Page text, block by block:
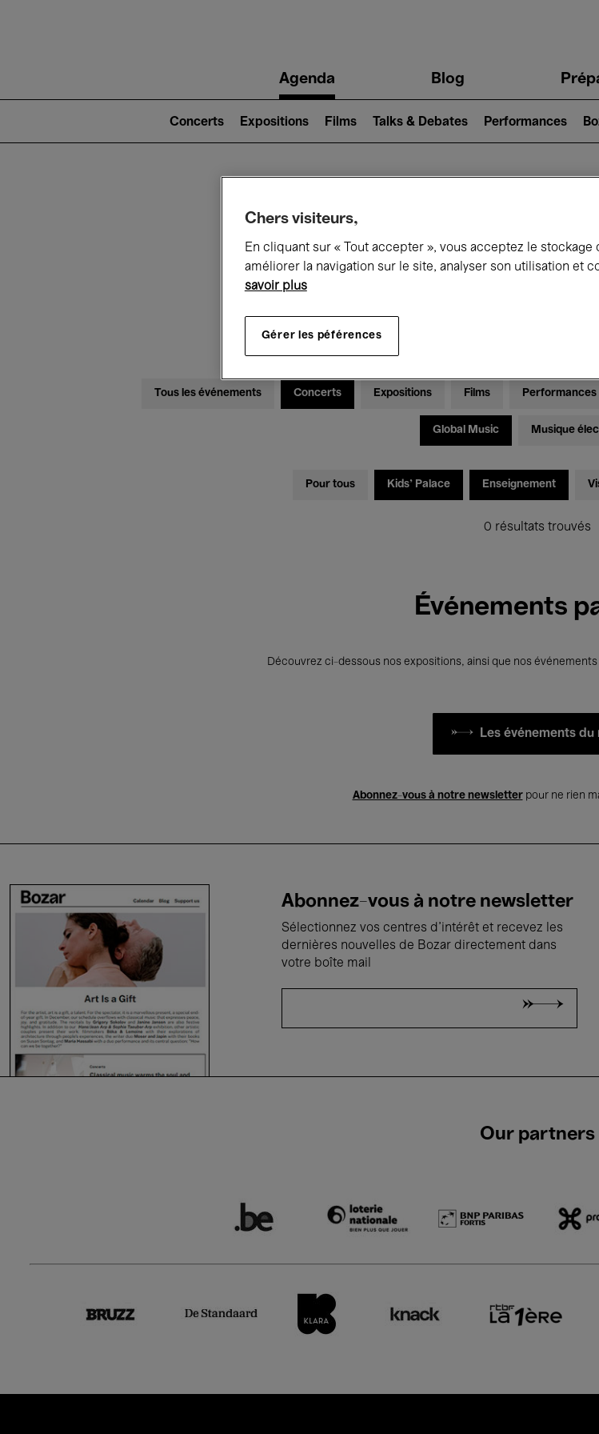
navigationAgenda Blog
2)
Concerts Expositions Films Talks & Debates Performances
Ce qui se
Tous les événements Concerts Expositions Films Performances
Global Music Musique
Pour tous Kids’ Palace Enseignement
0 résultats trouvés
Événements
Découvrez ci-dessous nos expositions, ainsi que nos
Les événements du
Abonnez-vous à notre newsletterpour ne rien
Abonnez-vous à notre newsletter
Sélectionnez vos centres d'intérêt et recevez les
dernières nouvelles de Bozar directement dans
votre boîte mail
Our partners
Chers visiteurs,
En cliquant sur « Tout accepter », vous acceptez le
améliorer la navigation sur le site, analyser son utilisation et
savoir plus
Gérer les péférences